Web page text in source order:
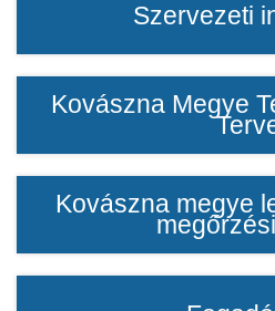
Szervezeti
Kovászna Megye
Kovászna megye